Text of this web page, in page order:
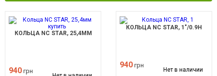
КОЛЬЦА NC STAR, 25,4ММ
940 грн
КОЛЬЦА NC STAR, 1"/0.9H
940 грн
Нет в наличии